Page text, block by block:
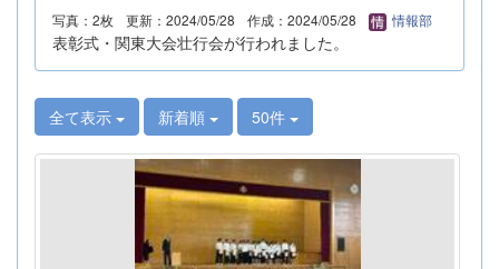
写真：2枚 更新：2024/05/28 作成：2024/05/28 情報部
表彰式・関東大会壮行会が行われました。
全て表示 新着順 50件